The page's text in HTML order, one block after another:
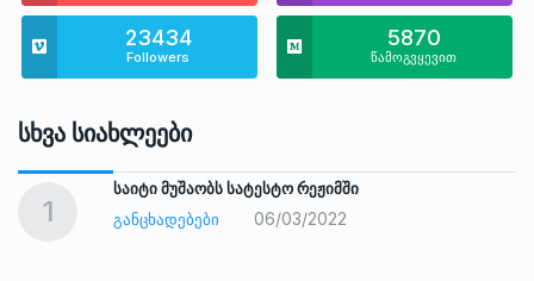
23434
Followers
5870
წამოგვყევით
Სხვა Სიახლეები
1
საიტი მუშაობს სატესტო რეჟიმში
ᲒᲐᲜᲪᲮᲐᲓᲔᲑᲔᲑᲘ
06/03/2022